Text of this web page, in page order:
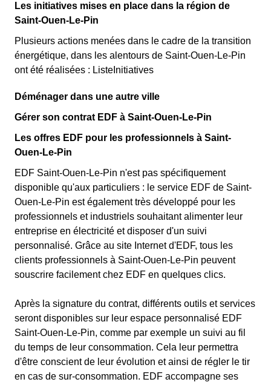
Les initiatives mises en place dans la région de
Saint-Ouen-Le-Pin
Plusieurs actions menées dans le cadre de la transition
énergétique, dans les alentours de Saint-Ouen-Le-Pin
ont été réalisées : ListeInitiatives
Déménager dans une autre ville
Gérer son contrat EDF à Saint-Ouen-Le-Pin
Les offres EDF pour les professionnels à Saint-
Ouen-Le-Pin
EDF Saint-Ouen-Le-Pin n'est pas spécifiquement
disponible qu'aux particuliers : le service EDF de Saint-
Ouen-Le-Pin est également très développé pour les
professionnels et industriels souhaitant alimenter leur
entreprise en électricité et disposer d'un suivi
personnalisé. Grâce au site Internet d'EDF, tous les
clients professionnels à Saint-Ouen-Le-Pin peuvent
souscrire facilement chez EDF en quelques clics.
Après la signature du contrat, différents outils et services
seront disponibles sur leur espace personnalisé EDF
Saint-Ouen-Le-Pin, comme par exemple un suivi au fil
du temps de leur consommation. Cela leur permettra
d'être conscient de leur évolution et ainsi de régler le tir
en cas de sur-consommation. EDF accompagne ses